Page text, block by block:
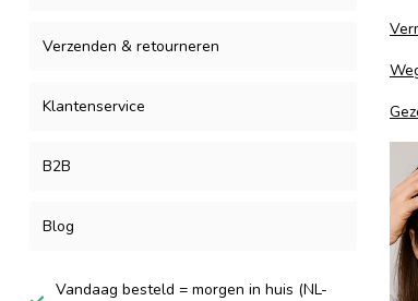
Verzenden & retourneren
Klantenservice
B2B
Blog
Vandaag besteld = morgen in huis (NL-